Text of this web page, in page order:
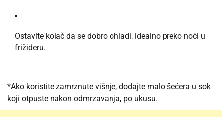
Ostavite kolač da se dobro ohladi, idealno preko noći u
frižideru.
*Ako koristite zamrznute višnje, dodajte malo šećera u sok
koji otpuste nakon odmrzavanja, po ukusu.